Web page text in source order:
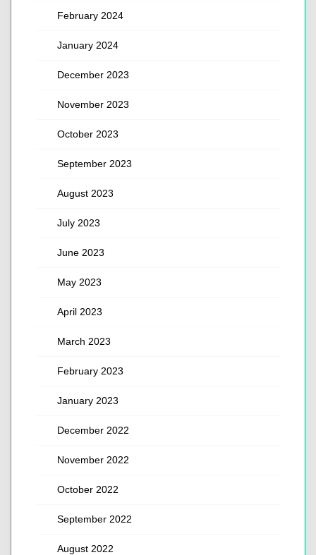
February 2024
January 2024
December 2023
November 2023
October 2023
September 2023
August 2023
July 2023
June 2023
May 2023
April 2023
March 2023
February 2023
January 2023
December 2022
November 2022
October 2022
September 2022
August 2022